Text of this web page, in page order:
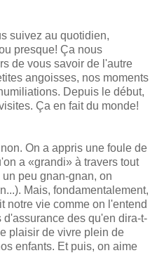
suivez au quotidien,
presque! Ça nous
de vous savoir de l'autre
angoisses, nos moments
Depuis le début,
Ça en fait du monde!
On a appris une foule de
a «grandi» à travers tout
peu gnan-gnan, on
Mais, fondamentalement,
notre vie comme on l'entend
des qu'en dira-t-
plaisir de vivre plein de
enfants. Et puis, on aime